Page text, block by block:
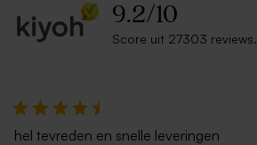
9.2/10
Score uit 27303 reviews.
hel tevreden en snelle leveringen